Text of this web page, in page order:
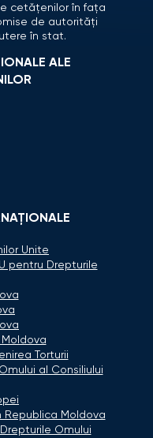
cetățenilor în fața
de autorități
în stat.
ALE
Unite
pentru Drepturile
Moldova
Torturii
al Consiliului
Republica Moldova
Omului